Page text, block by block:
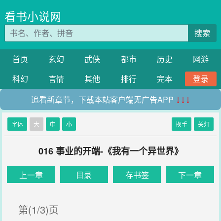
看书小说网
搜索
首页 玄幻 武侠 都市 历史
网游
科幻
言情 其他 排行 完本
登录
追看新章节，下载本站客户端无广告APP ↓↓↓
字体 大 中 小 换手 关灯
016 事业的开端-《我有一个异世界》
上一章 目录 存书签 下一章
第(1/3)页